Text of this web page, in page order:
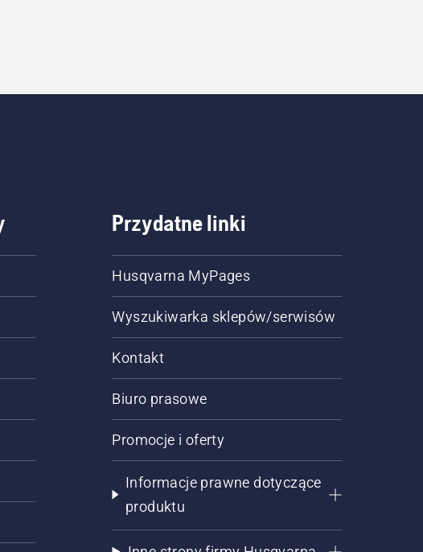
Przydatne linki
Husqvarna MyPages
Wyszukiwarka sklepów/serwisów
Kontakt
Biuro prasowe
Promocje i oferty
Informacje prawne dotyczące
produktu